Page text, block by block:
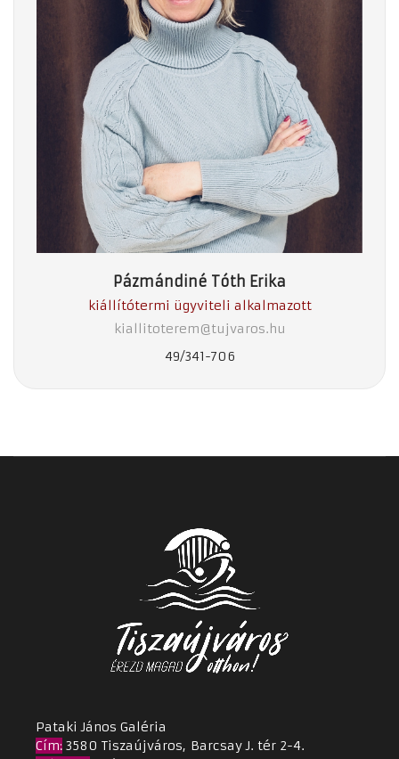
Pázmándiné Tóth Erika
kiállítótermi ügyviteli alkalmazott
kiallitoterem@tujvaros.hu
49/341-706
Pataki János Galéria
Cím: 3580 Tiszaújváros, Barcsay J. tér 2-4.